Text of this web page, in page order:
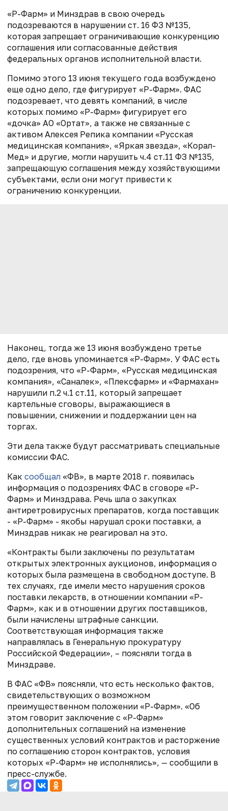
«Р-Фарм» и Минздрав в свою очередь
подозреваются в нарушении ст. 16 ФЗ №135,
которая запрещает ограничивающие конкуренцию
соглашения или согласованные действия
федеральных органов исполнительной власти.
Помимо этого 13 июня текущего года возбуждено
еще одно дело, где фигурирует «Р-Фарм». ФАС
подозревает, что девять компаний, в числе
которых помимо «Р-Фарм» фигурирует его
«дочка» АО «Ортат», а также не связанные с
активом Алексея Репика компании «Русская
медицинская компания», «Яркая звезда», «Корал-
Мед» и другие, могли нарушить ч.4 ст.11 ФЗ №135,
запрещающую соглашения между хозяйствующими
субъектами, если они могут привести к
ограничению конкуренции.
Наконец, тогда же 13 июня возбуждено третье
дело, где вновь упоминается «Р-Фарм». У ФАС есть
подозрения, что «Р-Фарм», «Русская медицинская
компания», «Саналек», «Плексфарм» и «Фармахан»
нарушили п.2 ч.1 ст.11, который запрещает
картельные сговоры, выражающиеся в
повышении, снижении и поддержании цен на
торгах.
Эти дела также будут рассматривать специальные
комиссии ФАС.
Как сообщал «ФВ», в марте 2018 г. появилась
информация о подозрениях ФАС в сговоре «Р-
Фарм» и Минздрава. Речь шла о закупках
антиретровирусных препаратов, когда поставщик
- «Р-Фарм» - якобы нарушал сроки поставки, а
Минздрав никак не реагировал на это.
«Контракты были заключены по результатам
открытых электронных аукционов, информация о
которых была размещена в свободном доступе. В
тех случаях, где имели место нарушения сроков
поставки лекарств, в отношении компании «Р-
Фарм», как и в отношении других поставщиков,
были начислены штрафные санкции.
Соответствующая информация также
направлялась в Генеральную прокуратуру
Российской Федерации», – поясняли тогда в
Минздраве.
В ФАС «ФВ» поясняли, что есть несколько фактов,
свидетельствующих о возможном
преимущественном положении «Р-Фарм». «Об
этом говорит заключение с «Р-Фарм»
дополнительных соглашений на изменение
существенных условий контрактов и расторжение
по соглашению сторон контрактов, условия
которых «Р-Фарм» не исполнялись», — сообщили в
пресс-службе.